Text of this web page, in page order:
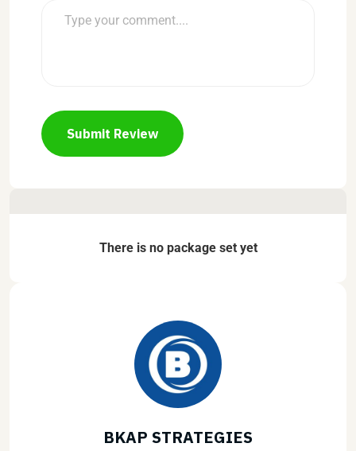
Submit Review
There is no package set yet
BKAP STRATEGIES